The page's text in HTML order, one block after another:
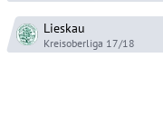
Lieskau
Kreisoberliga 17/18